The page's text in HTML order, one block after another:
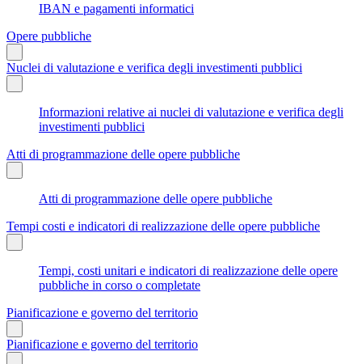
IBAN e pagamenti informatici
Opere pubbliche
Nuclei di valutazione e verifica degli investimenti pubblici
Informazioni relative ai nuclei di valutazione e verifica degli
investimenti pubblici
Atti di programmazione delle opere pubbliche
Atti di programmazione delle opere pubbliche
Tempi costi e indicatori di realizzazione delle opere pubbliche
Tempi, costi unitari e indicatori di realizzazione delle opere
pubbliche in corso o completate
Pianificazione e governo del territorio
Pianificazione e governo del territorio